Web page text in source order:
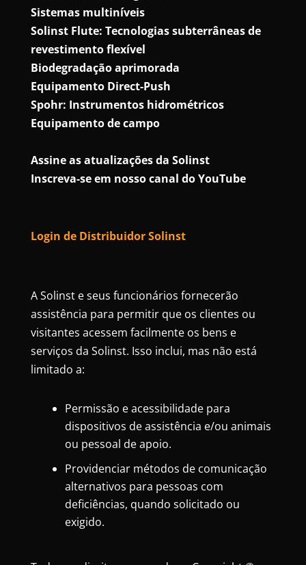
Sistemas multiníveis
Solinst Flute: Tecnologias subterrâneas de
revestimento flexível
Biodegradação aprimorada
Equipamento Direct-Push
Spohr: Instrumentos hidrométricos
Equipamento de campo
Assine as atualizações da Solinst
Inscreva-se em nosso canal do YouTube
Login de Distribuidor Solinst
A Solinst e seus funcionários fornecerão
assistência para permitir que os clientes ou
visitantes acessem facilmente os bens e
serviços da Solinst. Isso inclui, mas não está
limitado a:
Permissão e acessibilidade para
dispositivos de assistência e/ou animais
ou pessoal de apoio.
Providenciar métodos de comunicação
alternativos para pessoas com
deficiências, quando solicitado ou
exigido.